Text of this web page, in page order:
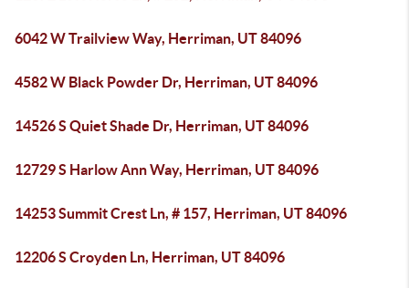
6042 W Trailview Way, Herriman, UT 84096
4582 W Black Powder Dr, Herriman, UT 84096
14526 S Quiet Shade Dr, Herriman, UT 84096
12729 S Harlow Ann Way, Herriman, UT 84096
14253 Summit Crest Ln, # 157, Herriman, UT 84096
12206 S Croyden Ln, Herriman, UT 84096